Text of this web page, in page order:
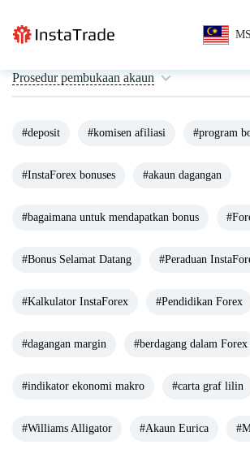
MS
Prosedur pembukaan akaun
#deposit #komisen afiliasi #program
#InstaForex bonuses #akaun dagangan
#bagaimana untuk mendapatkan bonus
#Bonus Selamat Datang #Peraduan
#Kalkulator InstaForex #Pendidikan Forex
#dagangan margin #berdagang dalam Forex
#indikator ekonomi makro #carta graf lilin
#Williams Alligator #Akaun Eurica